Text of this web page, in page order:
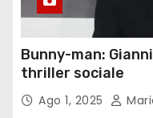
Bunny-man:
thriller sociale
Ago 1, 2025